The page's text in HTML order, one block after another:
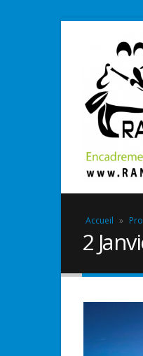
Accueil »
2